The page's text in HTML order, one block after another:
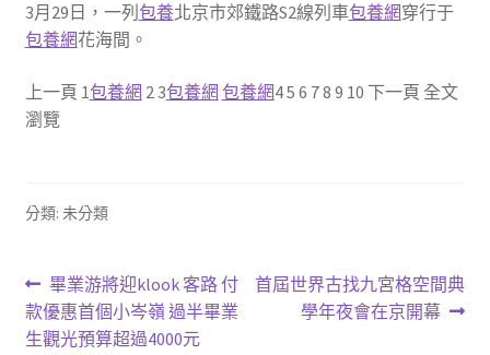
3月29日，一列 包養北京市郊鐵路S2線列車包養網穿行于
包養網花海間。
上一頁 1包養網 2 3包養網 包養網4 5 6 7 8 9 10 下一頁 全文
瀏覽
分類: 未分類
文
章
上
一
篇
畢業游將迎klook 客路 付
款優惠首個小岑嶺 過半畢業
生觀光預算超過4000元
下
首屆世界古找九宮格空間典
學年夜會在京開幕